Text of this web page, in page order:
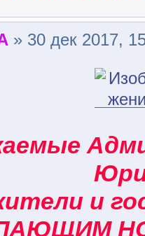
» 30 дек 2017,
и